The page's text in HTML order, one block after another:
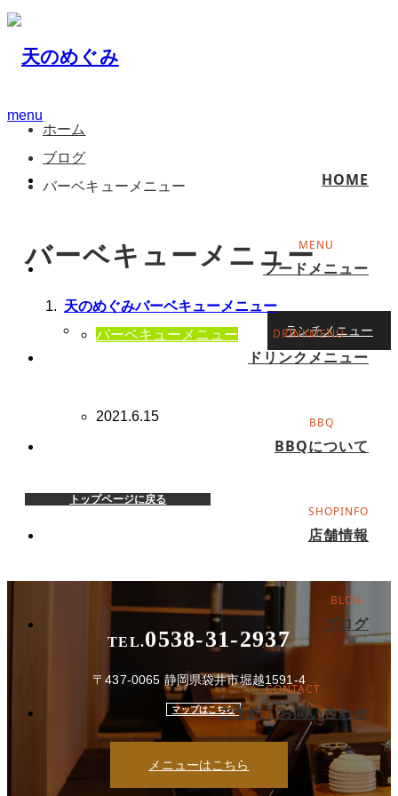
menu
HOME
フードメニュー
ランチメニュー
ドリンクメニュー
BBQについて
店舗情報
ブログ
ご予約・お問い合わせ
ホーム
ブログ
バーベキューメニュー
バーベキューメニュー
天のめぐみバーベキューメニュー
バーベキューメニュー
2021.6.15
トップページに戻る
TEL.0538-31-2937
〒437-0065 静岡県袋井市堀越1591-4
マップはこちら
メニューはこちら